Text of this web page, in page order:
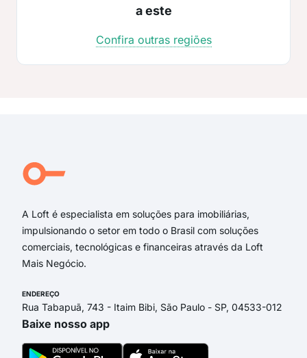
a este
Confira outras regiões
A Loft é especialista em soluções para imobiliárias,
impulsionando o setor em todo o Brasil com soluções
comerciais, tecnológicas e financeiras através da Loft
Mais Negócio.
ENDEREÇO
Rua Tabapuã, 743 - Itaim Bibi, São Paulo - SP, 04533-012
Baixe nosso app